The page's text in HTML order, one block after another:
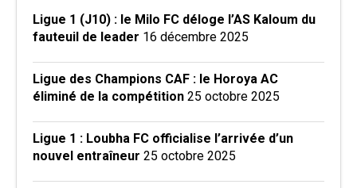
Ligue 1 (J10) : le Milo FC déloge l’AS Kaloum du
fauteuil de leader 16 décembre 2025
Ligue des Champions CAF : le Horoya AC
éliminé de la compétition 25 octobre 2025
Ligue 1 : Loubha FC officialise l’arrivée d’un
nouvel entraîneur 25 octobre 2025